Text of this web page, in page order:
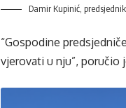
Damir Kupinić,
“Gospodine
vjerovati u nju”, poručio